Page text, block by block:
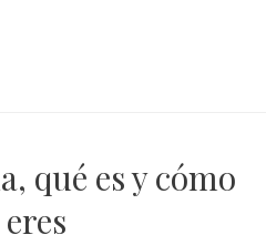
qué es y cómo